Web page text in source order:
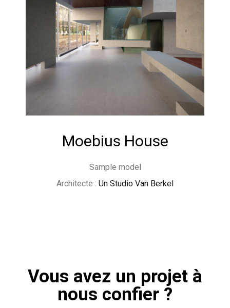
Moebius House
Sample model
Architecte : Un Studio Van Berkel
Vous avez un projet à
nous confier ?